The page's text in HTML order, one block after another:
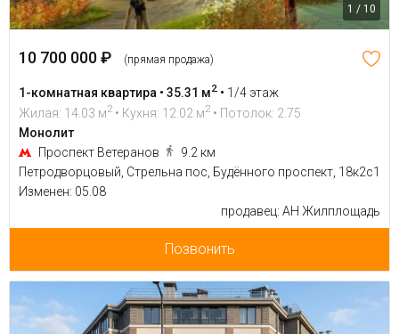
1 / 10
10 700 000 ₽ (прямая продажа)
1-комнатная квартира • 35.31 м2 • 1/4 этаж
Жилая: 14.03 м2 • Кухня: 12.02 м2 • Потолок: 2.75
Монолит
Проспект Ветеранов
9.2 км
Петродворцовый, Стрельна пос, Будённого проспект, 18к2с1
Изменен: 05.08
продавец: АН Жилплощадь
Позвонить